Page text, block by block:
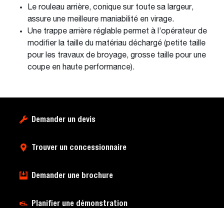
Le rouleau arrière, conique sur toute sa largeur,
assure une meilleure maniabilité en virage.
Une trappe arrière réglable permet à l’opérateur de
modifier la taille du matériau déchargé (petite taille
pour les travaux de broyage, grosse taille pour une
coupe en haute performance).
Demander un devis
Trouver un concessionnaire
Demander une brochure
Planifier une démonstration